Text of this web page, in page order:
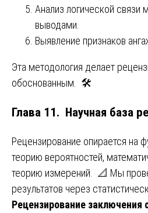
Анализ логической
выводами.
Выявление признаков
Эта методология делает
обоснованным. 🛠️
Глава 11. Научная база
Рецензирование опирается на
теорию вероятностей,
теорию измерений. 📐 Мы
результатов через
Рецензирование заключения